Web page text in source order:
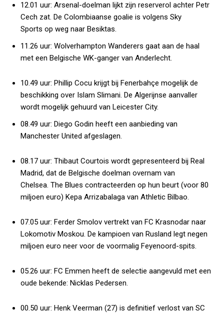
12.01 uur: Arsenal-doelman lijkt zijn reserverol achter Petr
Cech zat. De Colombiaanse goalie is volgens Sky
Sports op weg naar Besiktas.
11.26 uur: Wolverhampton Wanderers gaat aan de haal
met een Belgische WK-ganger van Anderlecht.
10.49 uur: Phillip Cocu krijgt bij Fenerbahçe mogelijk de
beschikking over Islam Slimani. De Algerijnse aanvaller
wordt mogelijk gehuurd van Leicester City.
08.49 uur: Diego Godin heeft een aanbieding van
Manchester United afgeslagen.
08.17 uur: Thibaut Courtois wordt gepresenteerd bij Real
Madrid, dat de Belgische doelman overnam van
Chelsea. The Blues contracteerden op hun beurt (voor 80
miljoen euro) Kepa Arrizabalaga van Athletic Bilbao.
07.05 uur: Ferder Smolov vertrekt van FC Krasnodar naar
Lokomotiv Moskou. De kampioen van Rusland legt negen
miljoen euro neer voor de voormalig Feyenoord-spits.
05.26 uur: FC Emmen heeft de selectie aangevuld met een
oude bekende: Nicklas Pedersen.
00.50 uur: Henk Veerman (27) is definitief verlost van SC